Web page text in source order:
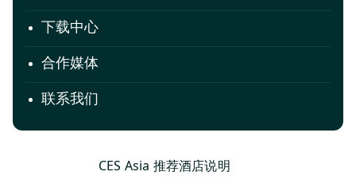
下载中心
合作媒体
联系我们
CES Asia 推荐酒店说明